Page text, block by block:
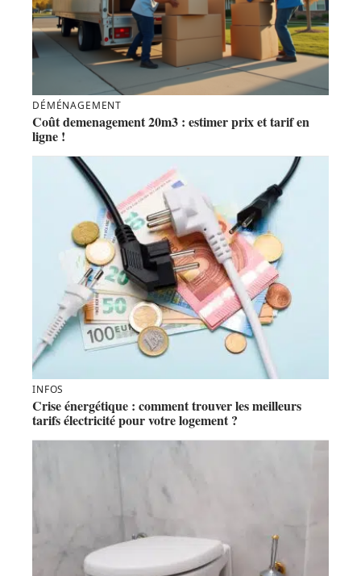
DÉMÉNAGEMENT
Coût demenagement 20m3 : estimer prix et tarif en
ligne !
INFOS
Crise énergétique : comment trouver les meilleurs
tarifs électricité pour votre logement ?